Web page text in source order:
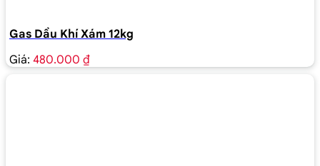
Gas Dầu Khí Xám 12kg
Giá: 480.000 ₫